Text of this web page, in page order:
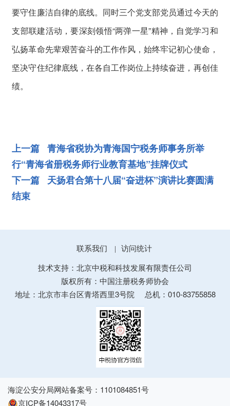
要守住廉洁自律的底线。同时三个党支部党员通过今天的
支部联建活动，要深刻领悟“两弹一星”精神，自觉学习和
弘扬革命先辈艰苦奋斗的工作作风，始终牢记初心使命，
坚决守住纪律底线，在各自工作岗位上持续奋进，再创佳
绩。
上一篇 青海省税协为青海国宁税务师事务所举
行“青海省册税务师行业教育基地”挂牌仪式
下一篇 天扬君合第十八届“奋进杯”演讲比赛圆满
结束
联系我们 |
访问统计
技术支持：北京中税和科技发展有限责任公司
版权所有：中国注册税务师协会
地址：北京市丰台区青塔西里3号院
总机：010-83755858
海淀公安分局网站备案号：1101084851号
京ICP备14043317号